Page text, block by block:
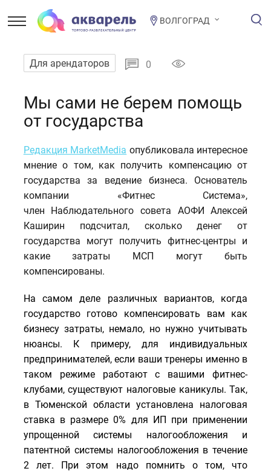
ВОЛГОГРАД
Для арендаторов 0
Мы сами не берем помощь
от государства
Редакция MarketMedia опубликовала интересное
мнение о том, как получить компенсацию от
государства за ведение бизнеса. Основатель
компании «Фитнес Система»,
член Наблюдательного совета АОФИ Алексей
Каширин подсчитал, сколько денег от
государства могут получить фитнес-центры и
какие затраты МСП могут быть
компенсированы.
На самом деле различных вариантов, когда
государство готово компенсировать вам как
бизнесу затраты, немало, но нужно учитывать
нюансы. К примеру, для индивидуальных
предпринимателей, если ваши тренеры именно в
таком режиме работают с вашими фитнес-
клубами, существуют налоговые каникулы. Так,
в Тюменской области установлена налоговая
ставка в размере 0% для ИП при применении
упрощенной системы налогообложения и
патентной системы налогообложения в течение
2 лет. При этом надо помнить о том, что